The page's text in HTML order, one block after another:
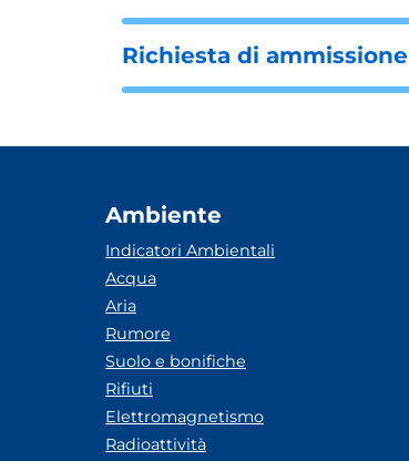
Richiesta di ammissione
Ambiente
Indicatori Ambientali
Acqua
Aria
Rumore
Suolo e bonifiche
Rifiuti
Elettromagnetismo
Radioattività